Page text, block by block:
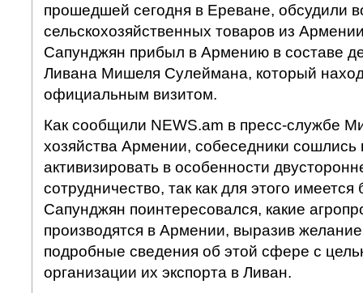
прошедшей сегодня в Ереване, обсудили
сельскохозяйственных товаров из
Сапунджян прибыл в Армению в составе
Ливана Мишеля Сулеймана, который
официальным визитом.
Как сообщили NEWS.am в пресс-службе
хозяйства Армении, собеседники
активизировать в особенности
сотрудничество, так как для этого
Сапунджян поинтересовался, какие
производятся в Армении, выразив
подробные сведения об этой сфере с
организации их экспорта в Ливан.